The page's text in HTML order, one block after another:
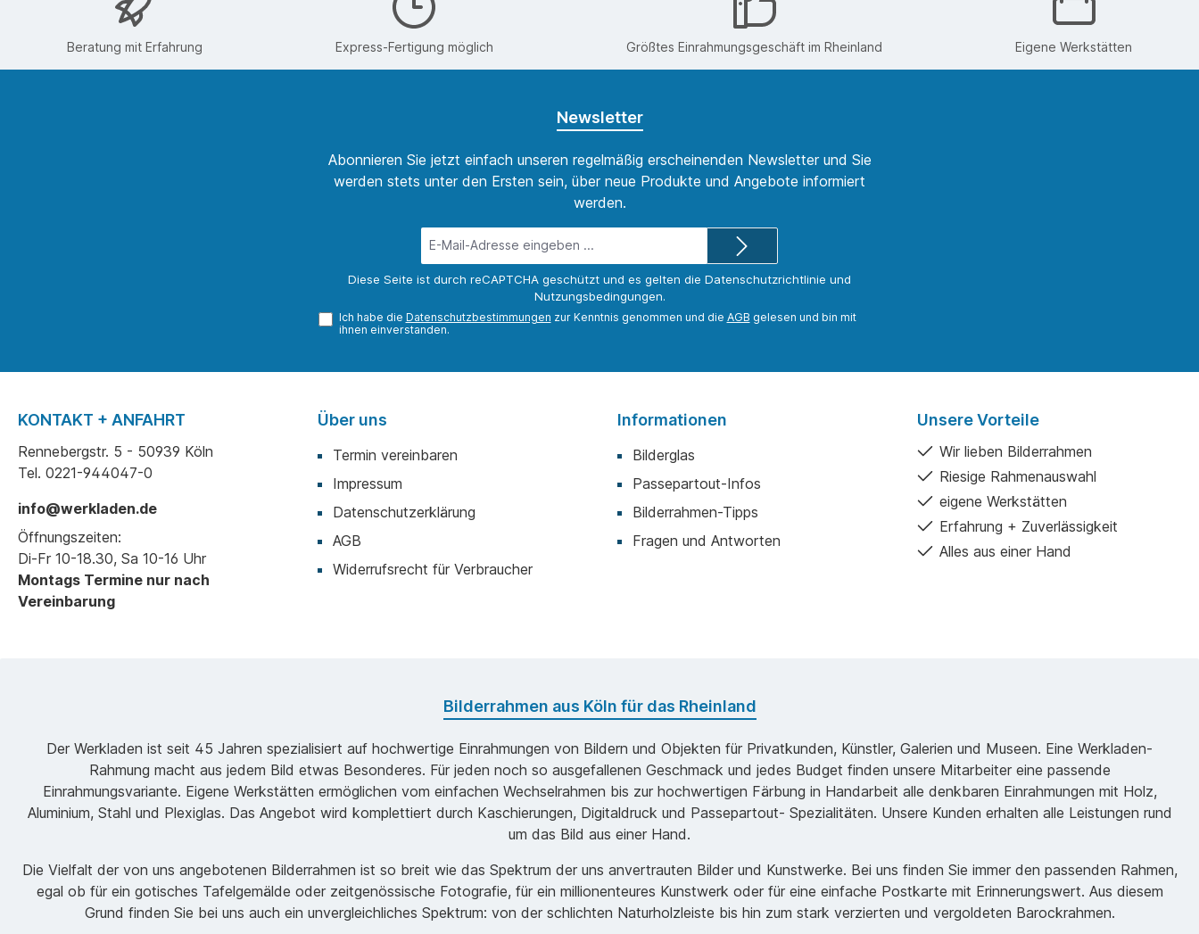
Beratung mit Erfahrung Express-Fertigung möglich Größtes Einrahmungsgeschäft im Rheinland Eigene Werkstätten
Newsletter
Abonnieren Sie jetzt einfach unseren regelmäßig erscheinenden Newsletter und Sie
werden stets unter den Ersten sein, über neue Produkte und Angebote informiert
werden.
Mail-
Adresse*
Diese Seite ist durch reCAPTCHA geschützt und es gelten die Datenschutzrichtlinie und
Nutzungsbedingungen.
Ich habe die Datenschutzbestimmungen zur Kenntnis genommen und die AGB gelesen und bin mit
ihnen einverstanden.
KONTAKT + ANFAHRT
Rennebergstr. 5 - 50939 Köln
Tel. 0221-944047-0
info@werkladen.de
Öffnungszeiten:
Di-Fr 10-18.30, Sa 10-16 Uhr
Montags Termine nur nach
Vereinbarung
Über uns
Termin vereinbaren
Impressum
Datenschutzerklärung
AGB
Widerrufsrecht für Verbraucher
Informationen
Bilderglas
Passepartout-Infos
Bilderrahmen-Tipps
Fragen und Antworten
Unsere Vorteile
Wir lieben Bilderrahmen
Riesige Rahmenauswahl
eigene Werkstätten
Erfahrung + Zuverlässigkeit
Alles aus einer Hand
Bilderrahmen aus Köln für das Rheinland
Der Werkladen ist seit 45 Jahren spezialisiert auf hochwertige Einrahmungen von Bildern und Objekten für Privatkunden, Künstler, Galerien und Museen. Eine Werkladen-
Rahmung macht aus jedem Bild etwas Besonderes. Für jeden noch so ausgefallenen Geschmack und jedes Budget finden unsere Mitarbeiter eine passende
Einrahmungsvariante. Eigene Werkstätten ermöglichen vom einfachen Wechselrahmen bis zur hochwertigen Färbung in Handarbeit alle denkbaren Einrahmungen mit Holz,
Aluminium, Stahl und Plexiglas. Das Angebot wird komplettiert durch Kaschierungen, Digitaldruck und Passepartout- Spezialitäten. Unsere Kunden erhalten alle Leistungen rund
um das Bild aus einer Hand.
Die Vielfalt der von uns angebotenen Bilderrahmen ist so breit wie das Spektrum der uns anvertrauten Bilder und Kunstwerke. Bei uns finden Sie immer den passenden Rahmen,
egal ob für ein gotisches Tafelgemälde oder zeitgenössische Fotografie, für ein millionenteures Kunstwerk oder für eine einfache Postkarte mit Erinnerungswert. Aus diesem
Grund finden Sie bei uns auch ein unvergleichliches Spektrum: von der schlichten Naturholzleiste bis hin zum stark verzierten und vergoldeten Barockrahmen.